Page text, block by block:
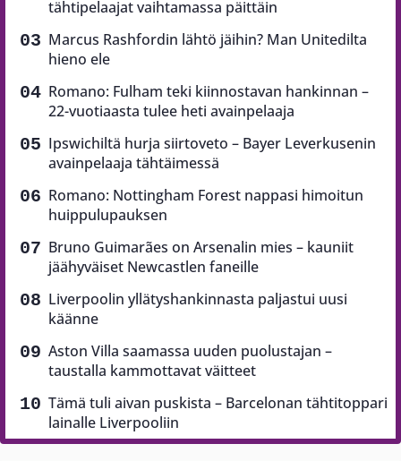
tähtipelaajat vaihtamassa päittäin
Marcus Rashfordin lähtö jäihin? Man Unitedilta
hieno ele
Romano: Fulham teki kiinnostavan hankinnan –
22-vuotiaasta tulee heti avainpelaaja
Ipswichiltä hurja siirtoveto – Bayer Leverkusenin
avainpelaaja tähtäimessä
Romano: Nottingham Forest nappasi himoitun
huippulupauksen
Bruno Guimarães on Arsenalin mies – kauniit
jäähyväiset Newcastlen faneille
Liverpoolin yllätyshankinnasta paljastui uusi
käänne
Aston Villa saamassa uuden puolustajan –
taustalla kammottavat väitteet
Tämä tuli aivan puskista – Barcelonan tähtitoppari
lainalle Liverpooliin